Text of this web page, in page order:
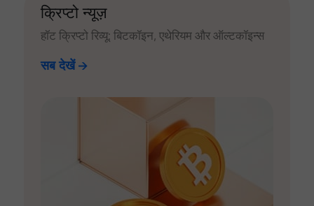
क्रिप्टो न्यूज़
हॉट क्रिप्टो रिव्यू: बिटकॉइन, एथेरियम और ऑल्टकॉइन्स
सब देखें